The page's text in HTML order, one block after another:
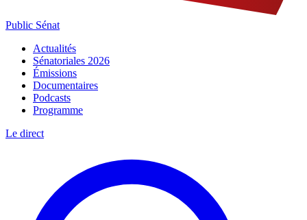
Public Sénat
Actualités
Sénatoriales 2026
Émissions
Documentaires
Podcasts
Programme
Le direct